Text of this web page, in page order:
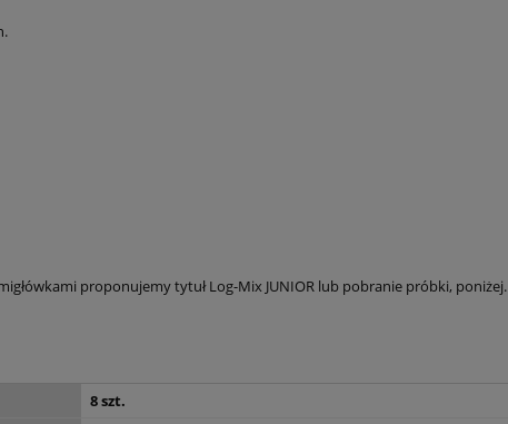
proponujemy tytuł Log-Mix JUNIOR lub pobranie próbki, poniżej.
8 szt.